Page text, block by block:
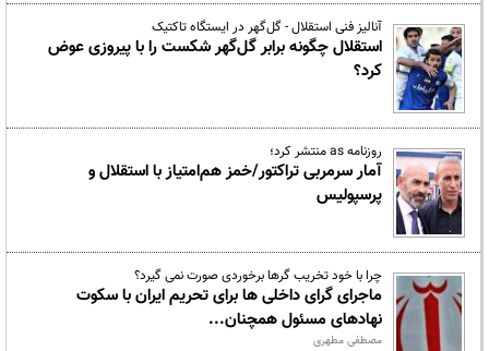
آنالیز فنی استقلال - گل‌گهر در ایستگاه تاکتیک
استقلال چگونه برابر گل‌گهر شکست را با پیروزی عوض
کرد؟
روزنامه as منتشر کرد؛
آمار سرمربی تراکتور/خمز هم‌امتیاز با استقلال و
پرسپولیس
چرا با خود تخریب گرها برخوردی صورت نمی گیرد؟
ماجرای گرای داخلی ها برای تحریم ایران با سکوت
نهادهای مسئول همچنان...
مصطفی مطهری